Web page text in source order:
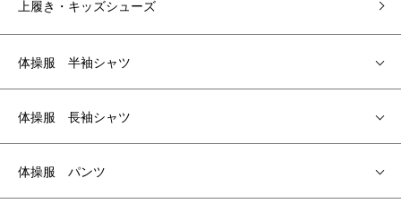
上履き・キッズシューズ
体操服 半袖シャツ
体操服 長袖シャツ
体操服 パンツ